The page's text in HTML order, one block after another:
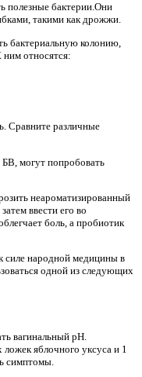
полезные бактерии.Они
такими как дрожжи.
бактериальную колонию,
ним относятся:
Сравните различные
могут попробовать
неароматизированный
ввести его во
боль, а пробиотик
силе народной медицины в
одной из следующих
вагинальный pH.
яблочного уксуса и 1
симптомы.